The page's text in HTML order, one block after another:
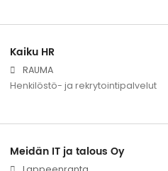
Kaiku HR
RAUMA
Henkilöstö- ja rekrytointipalvelut
Meidän IT ja talous Oy